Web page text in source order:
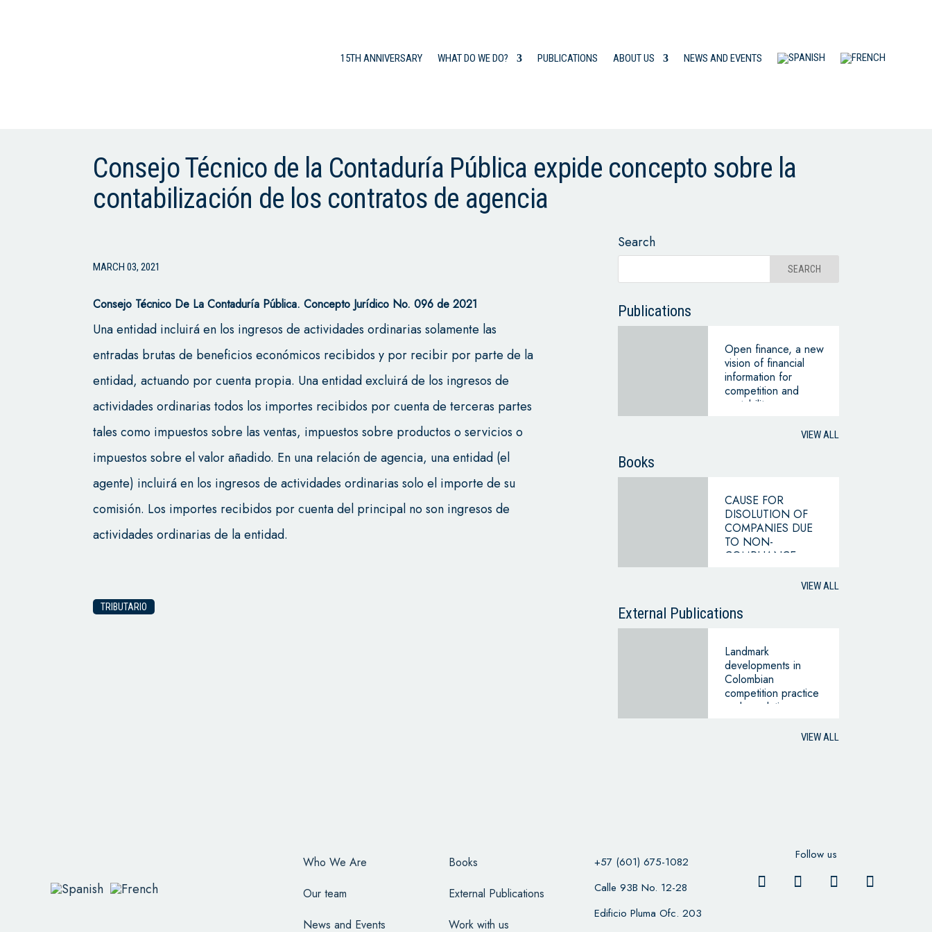
15TH ANNIVERSARY WHAT DO WE DO? PUBLICATIONS ABOUT US NEWS AND EVENTS
Consejo Técnico de la Contaduría Pública expide concepto sobre la
contabilización de los contratos de agencia
MARCH 03, 2021
Consejo Técnico De La Contaduría Pública. Concepto Jurídico No. 096 de 2021
Una entidad incluirá en los ingresos de actividades ordinarias solamente las
entradas brutas de beneficios económicos recibidos y por recibir por parte de la
entidad, actuando por cuenta propia. Una entidad excluirá de los ingresos de
actividades ordinarias todos los importes recibidos por cuenta de terceras partes
tales como impuestos sobre las ventas, impuestos sobre productos o servicios o
impuestos sobre el valor añadido. En una relación de agencia, una entidad (el
agente) incluirá en los ingresos de actividades ordinarias solo el importe de su
comisión. Los importes recibidos por cuenta del principal no son ingresos de
actividades ordinarias de la entidad.
TRIBUTARIO
Search
Publications
Open finance, a new
vision of financial
information for
competition and
portability
VIEW ALL
Books
CAUSE FOR
DISOLUTION OF
COMPANIES DUE
TO NON-
COMPLIANCE
HYPOTHESIS OF
BUSINESS
VIEW ALL
External Publications
Landmark
developments in
Colombian
competition practice
and regulation
VIEW ALL
Who We Are
Our team
News and Events
Books
External Publications
Work with us
+57 (601) 675-1082
Calle 93B No. 12-28
Edificio Pluma Ofc. 203
Follow us